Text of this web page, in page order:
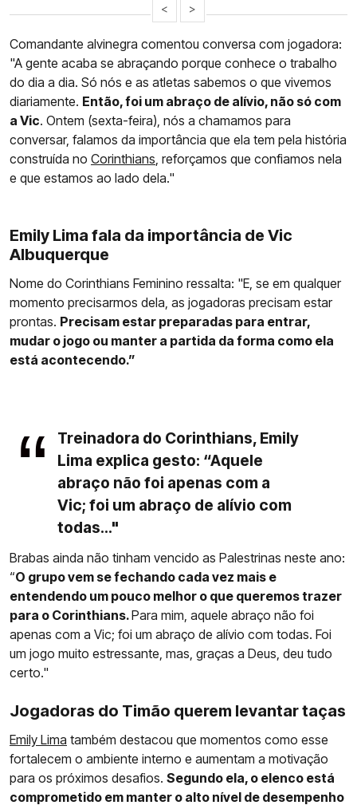
< >
Comandante alvinegra comentou conversa com jogadora:
"A gente acaba se abraçando porque conhece o trabalho
do dia a dia. Só nós e as atletas sabemos o que vivemos
diariamente. Então, foi um abraço de alívio, não só com
a Vic. Ontem (sexta-feira), nós a chamamos para
conversar, falamos da importância que ela tem pela história
construída no Corinthians , reforçamos que confiamos nela
e que estamos ao lado dela."
Emily Lima fala da importância de Vic
Albuquerque
Nome do Corinthians Feminino ressalta: "E, se em qualquer
momento precisarmos dela, as jogadoras precisam estar
prontas. Precisam estar preparadas para entrar,
mudar o jogo ou manter a partida da forma como ela
está acontecendo.”
Treinadora do Corinthians, Emily
Lima explica gesto: “Aquele
abraço não foi apenas com a
Vic; foi um abraço de alívio com
todas..."
Brabas ainda não tinham vencido as Palestrinas neste ano:
“O grupo vem se fechando cada vez mais e
entendendo um pouco melhor o que queremos trazer
para o Corinthians.Para mim, aquele abraço não foi
apenas com a Vic; foi um abraço de alívio com todas. Foi
um jogo muito estressante, mas, graças a Deus, deu tudo
certo."
Jogadoras do Timão querem levantar taças
Emily Lima também destacou que momentos como esse
fortalecem o ambiente interno e aumentam a motivação
para os próximos desafios. Segundo ela, o elenco está
comprometido em manter o alto nível de desempenho